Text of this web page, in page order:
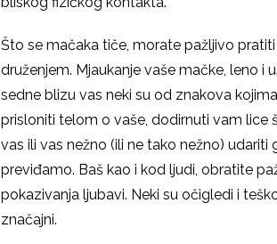
Što se mačaka tiče, morate pažljivo
druženjem. Mjaukanje vaše mačke, leno i
sedne blizu vas neki su od znakova
prisloniti telom o vaše, dodirnuti vam lice
vas ili vas nežno (ili ne tako nežno)
previđamo. Baš kao i kod ljudi, obratite
pokazivanja ljubavi. Neki su očigledi i
značajni.